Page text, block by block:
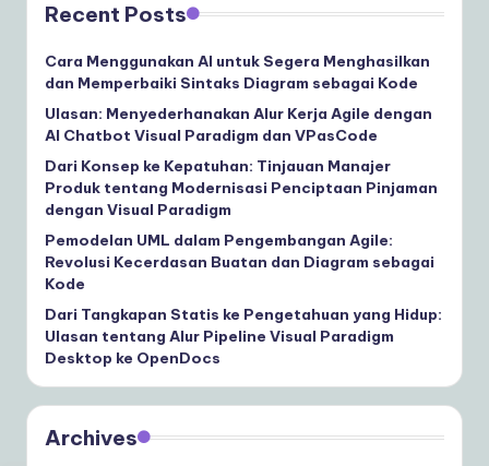
Recent Posts
Cara Menggunakan AI untuk Segera Menghasilkan
dan Memperbaiki Sintaks Diagram sebagai Kode
Ulasan: Menyederhanakan Alur Kerja Agile dengan
AI Chatbot Visual Paradigm dan VPasCode
Dari Konsep ke Kepatuhan: Tinjauan Manajer
Produk tentang Modernisasi Penciptaan Pinjaman
dengan Visual Paradigm
Pemodelan UML dalam Pengembangan Agile:
Revolusi Kecerdasan Buatan dan Diagram sebagai
Kode
Dari Tangkapan Statis ke Pengetahuan yang Hidup:
Ulasan tentang Alur Pipeline Visual Paradigm
Desktop ke OpenDocs
Archives